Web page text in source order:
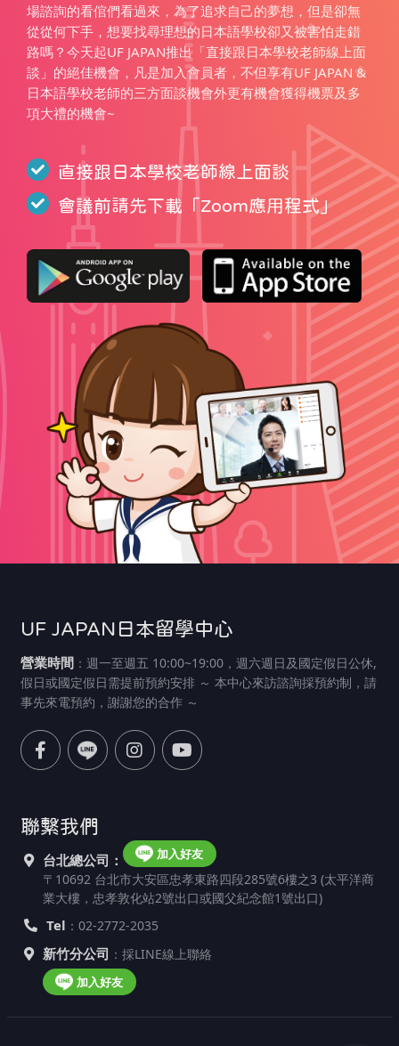
場諮詢的看倌們看過來，為了追求自己的夢想，但是卻無
從從何下手，想要找尋理想的日本語學校卻又被害怕走錯
路嗎？今天起UF JAPAN推出「直接跟日本學校老師線上面
談」的絕佳機會，凡是加入會員者，不但享有UF JAPAN &
日本語學校老師的三方面談機會外更有機會獲得機票及多
項大禮的機會~
直接跟日本學校老師線上面談
會議前請先下載「Zoom應用程式」
UF JAPAN日本留學中心
營業時間：週一至週五 10:00~19:00，週六週日及國定假日公休,
假日或國定假日需提前預約安排 ～ 本中心來訪諮詢採預約制，請
事先來電預約，謝謝您的合作 ～
聯繫我們
台北總公司： 加入好友
〒10692 台北市大安區忠孝東路四段285號6樓之3 (太平洋商
業大樓，忠孝敦化站2號出口或國父紀念館1號出口)
Tel ：02-2772-2035
新竹分公司 ：採LINE線上聯絡
加入好友